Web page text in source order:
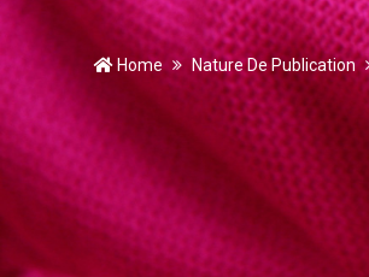
Home Nature De Publication